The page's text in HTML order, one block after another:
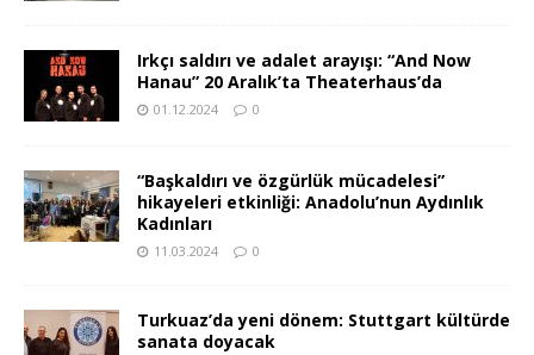
Irkçı saldırı ve adalet arayışı: “And Now
Hanau” 20 Aralık’ta Theaterhaus’da
01.12.2024 0
“Başkaldırı ve özgürlük mücadelesi”
hikayeleri etkinliği: Anadolu’nun Aydınlık
Kadınları
11.03.2024 0
Turkuaz’da yeni dönem: Stuttgart kültürde
sanata doyacak